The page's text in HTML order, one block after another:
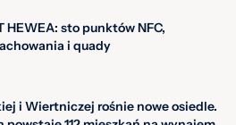
HEWEA: sto punktów NFC,
i quady
i Wiertniczej rośnie nowe osiedle.